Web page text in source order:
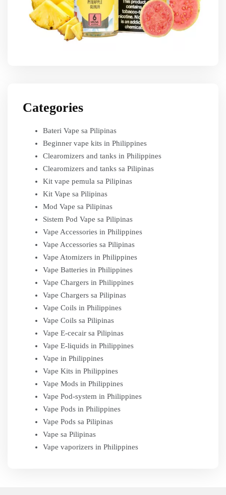
Categories
Bateri Vape sa Pilipinas
Beginner vape kits in Philippines
Clearomizers and tanks in Philippines
Clearomizers and tanks sa Pilipinas
Kit vape pemula sa Pilipinas
Kit Vape sa Pilipinas
Mod Vape sa Pilipinas
Sistem Pod Vape sa Pilipinas
Vape Accessories in Philippines
Vape Accessories sa Pilipinas
Vape Atomizers in Philippines
Vape Batteries in Philippines
Vape Chargers in Philippines
Vape Chargers sa Pilipinas
Vape Coils in Philippines
Vape Coils sa Pilipinas
Vape E-cecair sa Pilipinas
Vape E-liquids in Philippines
Vape in Philippines
Vape Kits in Philippines
Vape Mods in Philippines
Vape Pod-system in Philippines
Vape Pods in Philippines
Vape Pods sa Pilipinas
Vape sa Pilipinas
Vape vaporizers in Philippines